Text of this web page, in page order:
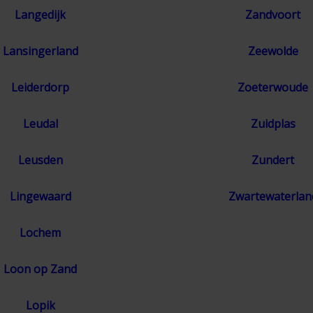
Langedijk Zandvoort
Lansingerland Zeewolde
Leiderdorp Zoeterwoude
Leudal Zuidplas
Leusden Zundert
Lingewaard
Lochem
Loon op Zand
Lopik